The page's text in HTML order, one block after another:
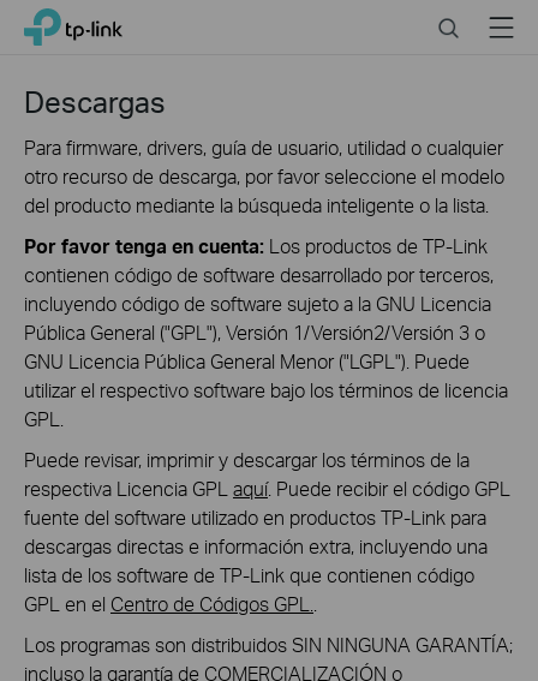
Click
navigation
TP-Link, Reliably Smart SearchMenu
Descargas
Para firmware, drivers, guía de usuario, utilidad o cualquier
otro recurso de descarga, por favor seleccione el modelo
del producto mediante la búsqueda inteligente o la lista.
Por favor tenga en cuenta: Los productos de TP-Link
contienen código de software desarrollado por terceros,
incluyendo código de software sujeto a la GNU Licencia
Pública General ("GPL"), Versión 1/Versión2/Versión 3 o
GNU Licencia Pública General Menor ("LGPL"). Puede
utilizar el respectivo software bajo los términos de licencia
GPL.
Puede revisar, imprimir y descargar los términos de la
respectiva Licencia GPL aquí. Puede recibir el código GPL
fuente del software utilizado en productos TP-Link para
descargas directas e información extra, incluyendo una
lista de los software de TP-Link que contienen código
GPL en el Centro de Códigos GPL.
Los programas son distribuidos SIN NINGUNA GARANTÍA;
incluso la garantía de COMERCIALIZACIÓN o